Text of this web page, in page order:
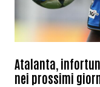
Atalanta,
nei prossimi